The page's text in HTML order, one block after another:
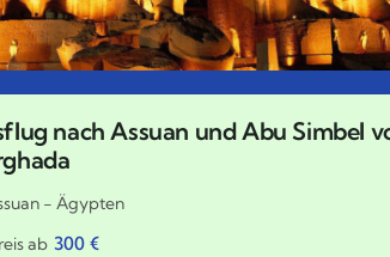
nach Assuan und Abu Simbel
- Ägypten
ab 300 €